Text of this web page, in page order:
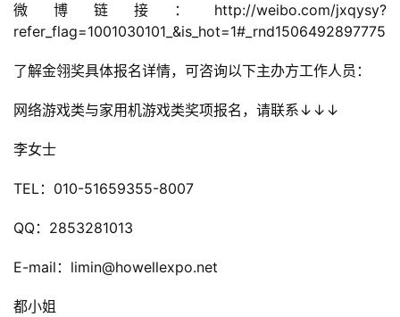
首
页
游
原
游
业
微博链接：http://weibo.com/jxqysy?
refer_flag=1001030101_&is_hot=1#_rnd1506492897775
了解金翎奖具体报名详情，可咨询以下主办方工作人员：
网络游戏类与家用机游戏类奖项报名，请联系↓↓↓
李女士
TEL：010-51659355-8007
QQ：2853281013
E-mail：limin@howellexpo.net
都小姐